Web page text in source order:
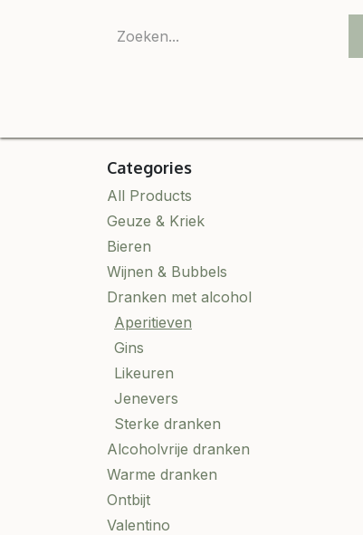
Categories
All Products
Geuze & Kriek
Bieren
Wijnen & Bubbels
Dranken met alcohol
Aperitieven
Gins
Likeuren
Jenevers
Sterke dranken
Alcoholvrije dranken
Warme dranken
Ontbijt
Valentino